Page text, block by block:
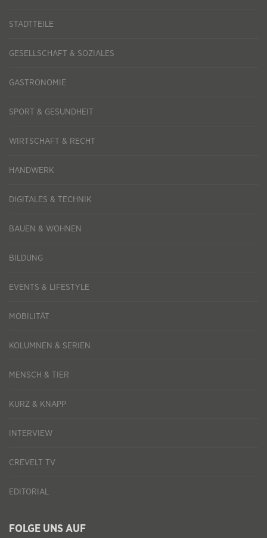
STADTTEILE
GESELLSCHAFT & SOZIALES
GASTRONOMIE
SPORT & GESUNDHEIT
WIRTSCHAFT & RECHT
HANDWERK
DIGITALES & TECHNIK
BAUEN & WOHNEN
BILDUNG
EVENTS & LIFESTYLE
MOBILITÄT
KOLUMNEN & SERIEN
MENSCH & TIER
KURZ & KNAPP
INTERVIEW
CREVELT TV
EDITORIAL
FOLGE UNS AUF